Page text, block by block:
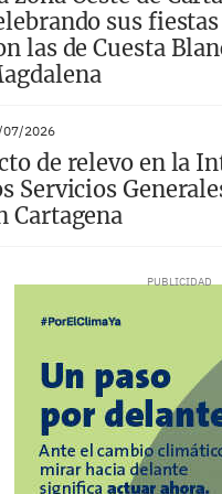
sus
las de Cuesta
07/2026
de relevo en la
Servicios
Cartagena